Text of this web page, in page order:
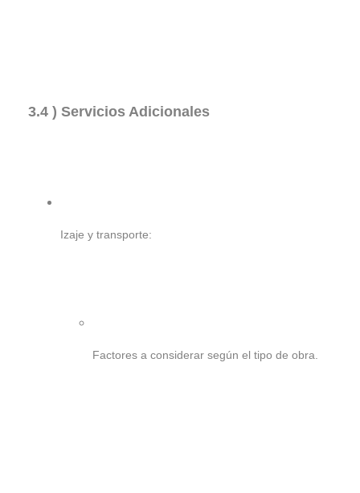
3.4 ) Servicios Adicionales
Izaje y transporte:
Factores a considerar según el tipo de obra.